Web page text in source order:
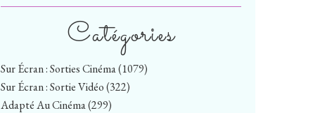
Catégories
Sur Écran : Sorties Cinéma(1079)
Sur Écran : Sortie Vidéo(322)
Adapté Au Cinéma(299)